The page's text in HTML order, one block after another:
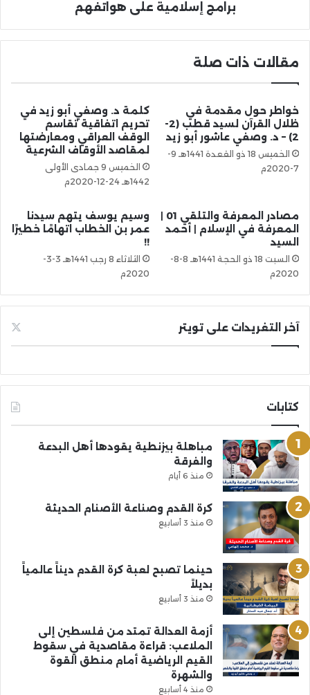
برامج إسلامية على هواتفهم
مقالات ذات صلة
خواطر حول مقدمة في
ظلال القرآن لسيد قطب (2-
2) – د. وصفي عاشور أبو زيد
الخميس 18 ذو القعدة 1441هـ 9-
7-2020م
كلمة د. وصفي أبو زيد في
تحريم اتفاقية تقاسم
الوقف العراقي ومعارضتها
لمقاصد الأوقاف الشرعية
الخميس 9 جمادى الأولى
1442هـ 24-12-2020م
مصادر المعرفة والتلقي 01 |
المعرفة في الإسلام | أحمد
السيد
السبت 18 ذو الحجة 1441هـ 8-8-
2020م
وسيم يوسف يتهم سيدنا
عمر بن الخطاب اتهامًا خطيرًا
!!
الثلاثاء 8 رجب 1441هـ 3-3-
2020م
آخر التغريدات على تويتر
كتابات
مباهلة بيزنطية يقودها أهل البدعة
والفرقة
منذ 6 أيام
كرة القدم وصناعة الأصنام الحديثة
منذ 3 أسابيع
حينما تصبح لعبة كرة القدم ديناً عالمياً
بديلاً
منذ 3 أسابيع
أزمة العدالة تمتد من فلسطين إلى
الملاعب: قراءة مقاصدية في سقوط
القيم الرياضية أمام منطق القوة
والشهرة
منذ 4 أسابيع